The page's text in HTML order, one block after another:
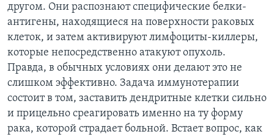
другом. Они распознают специфические белки-
антигены, находящиеся на поверхности раковых
клеток, и затем активируют лимфоциты-киллеры,
которые непосредственно атакуют опухоль.
Правда, в обычных условиях они делают это не
слишком эффективно. Задача иммунотерапии
состоит в том, заставить дендритные клетки сильно
и прицельно среагировать именно на ту форму
рака, которой страдает больной. Встает вопрос, как